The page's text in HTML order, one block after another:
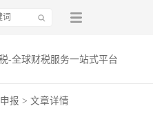
-全球财税服务一站式平台
报 > 文章详情